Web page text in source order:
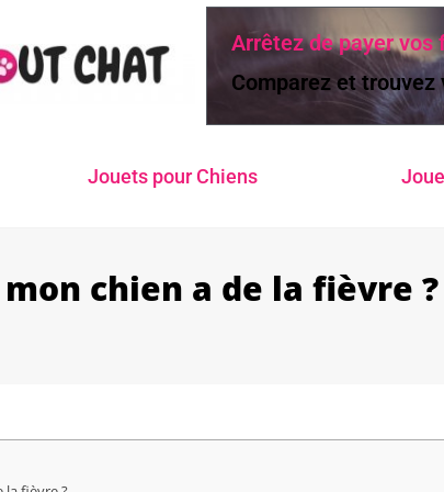
Arrêtez de payer vos
Comparez et
Jouets pour Chiens
chien a de la fièvre ?